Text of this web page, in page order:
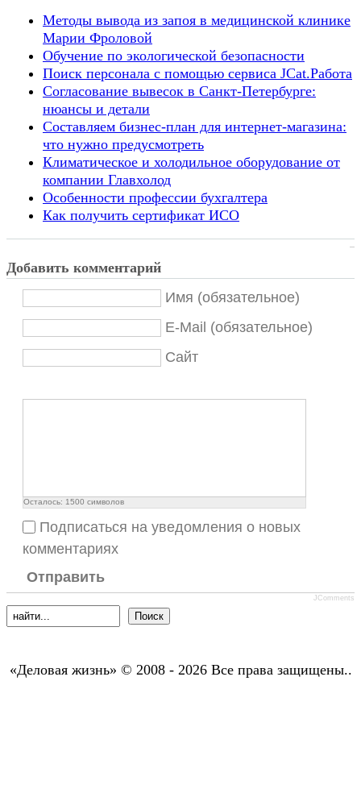
Методы вывода из запоя в медицинской клинике
Марии Фроловой
Обучение по экологической безопасности
Поиск персонала с помощью сервиса JCat.Работа
Согласование вывесок в Санкт-Петербурге:
нюансы и детали
Составляем бизнес-план для интернет-магазина:
что нужно предусмотреть
Климатическое и холодильное оборудование от
компании Главхолод
Особенности профессии бухгалтера
Как получить сертификат ИСО
Добавить комментарий
Имя (обязательное)
E-Mail (обязательное)
Сайт
Осталось: 1500 символов
Подписаться на уведомления о новых
комментариях
Отправить
JComments
«Деловая жизнь» © 2008 - 2026 Все права защищены..